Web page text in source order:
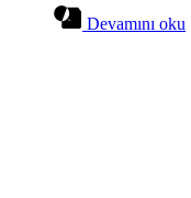
Devamını oku